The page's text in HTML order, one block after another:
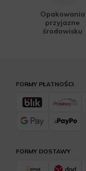
Opakowania
przyjazne
środowisku
FORMY DOSTAWY
FORMY PŁATNOŚCI